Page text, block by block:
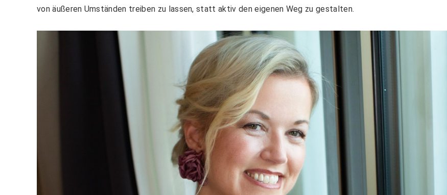
von äußeren Umständen treiben zu lassen, statt aktiv den eigenen Weg zu gestalten.